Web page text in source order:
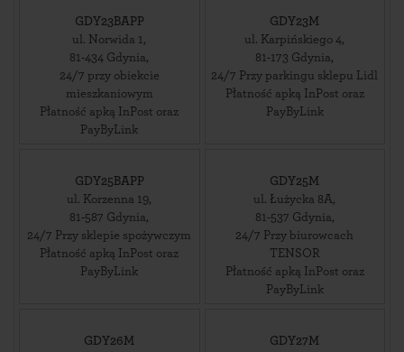
GDY23BAPP
ul. Norwida 1,
81-434 Gdynia,
24/7 przy obiekcie
mieszkaniowym
Płatność apką InPost oraz
PayByLink
GDY23M
ul. Karpińskiego 4,
81-173 Gdynia,
24/7 Przy parkingu sklepu Lidl
Płatność apką InPost oraz
PayByLink
GDY25BAPP
ul. Korzenna 19,
81-587 Gdynia,
24/7 Przy sklepie spożywczym
Płatność apką InPost oraz
PayByLink
GDY25M
ul. Łużycka 8A,
81-537 Gdynia,
24/7 Przy biurowcach
TENSOR
Płatność apką InPost oraz
PayByLink
GDY26M
GDY27M